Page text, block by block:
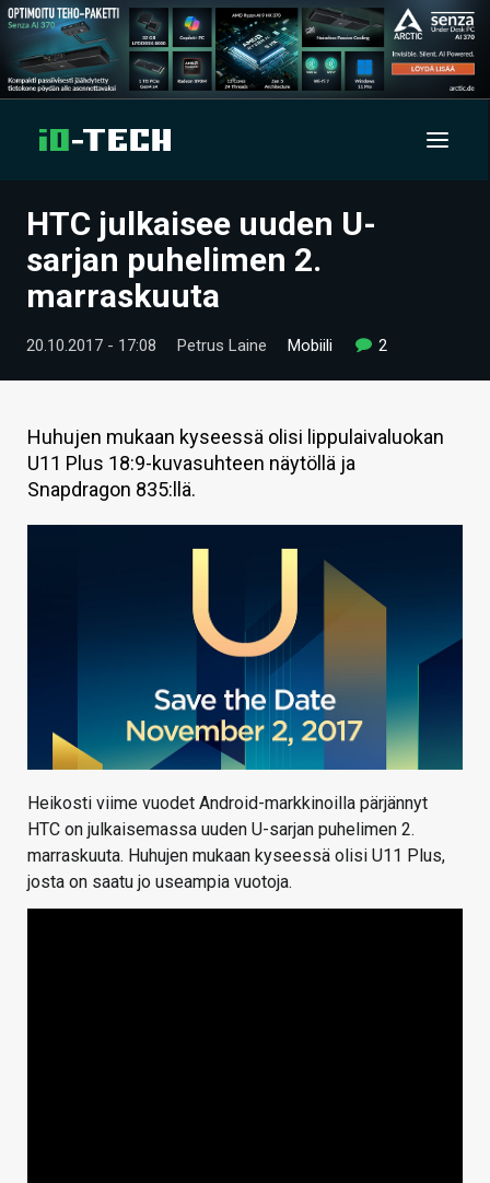
UUTISET
ARTIKKELIT
VIDEOT
TECHBBS
TIETOA
HINTA.FI
HTC julkaisee uuden U-
sarjan puhelimen 2.
marraskuuta
20.10.2017 - 17:08 Petrus Laine Mobiili 2
Huhujen mukaan kyseessä olisi lippulaivaluokan
U11 Plus 18:9-kuvasuhteen näytöllä ja
Snapdragon 835:llä.
Heikosti viime vuodet Android-markkinoilla pärjännyt
HTC on julkaisemassa uuden U-sarjan puhelimen 2.
marraskuuta. Huhujen mukaan kyseessä olisi U11 Plus,
josta on saatu jo useampia vuotoja.